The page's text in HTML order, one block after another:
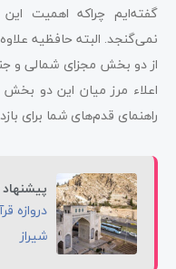
گفته‌ایم چراکه اهمیت این
نمی‌گنجد. البته حافظیه
از دو بخش مجزای شمالی و
اعلاء مرز میان این دو
راهنمای قدم‌های شما برای
پیشنهاد 3
دروازه
شیراز